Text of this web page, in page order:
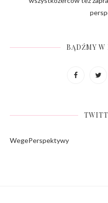
BĄDŹMY W
WegePerspektywy